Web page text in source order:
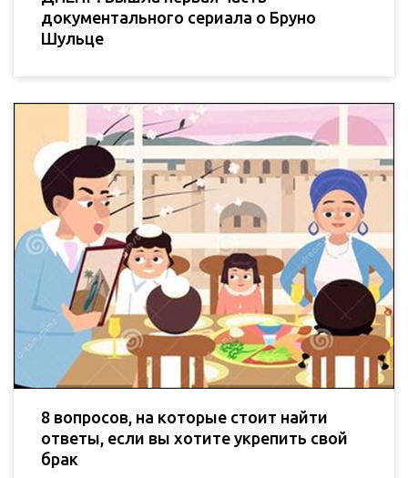
документального сериала о Бруно
Шульце
8 вопросов, на которые стоит найти
ответы, если вы хотите укрепить свой
брак